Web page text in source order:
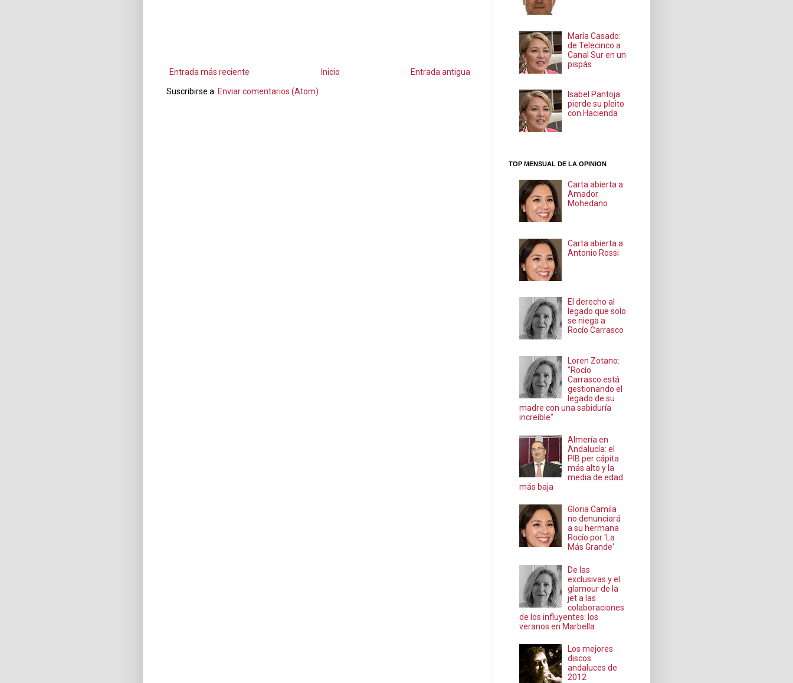
Entrada más reciente Entrada antigua
Inicio
Suscribirse a: Enviar comentarios (Atom)
María Casado:
de Telecinco a
Canal Sur en un
pispás
Isabel Pantoja
pierde su pleito
con Hacienda
TOP MENSUAL DE LA OPINION
Carta abierta a
Amador
Mohedano
Carta abierta a
Antonio Rossi
El derecho al
legado que solo
se niega a
Rocío Carrasco
Loren Zotano:
"Rocío
Carrasco está
gestionando el
legado de su
madre con una sabiduría
increíble"
Almería en
Andalucía: el
PIB per cápita
más alto y la
media de edad
más baja
Gloria Camila
no denunciará
a su hermana
Rocío por 'La
Más Grande'
De las
exclusivas y el
glamour de la
jet a las
colaboraciones
de los influyentes: los
veranos en Marbella
Los mejores
discos
andaluces de
2012